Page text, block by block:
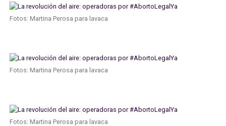
Fotos: Martina Perosa para lavaca
Fotos: Martina Perosa para lavaca
Fotos: Martina Perosa para lavaca